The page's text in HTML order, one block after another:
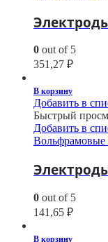
0 out of 5
351,27 ₽
В корзину
Добавить в
Быстрый
Добавить в
Вольфрамовые
0 out of 5
141,65 ₽
В корзину